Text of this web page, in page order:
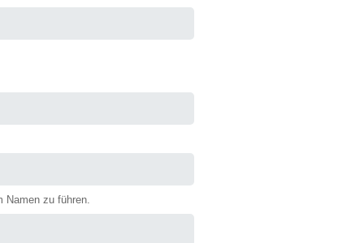
Namen zu führen.